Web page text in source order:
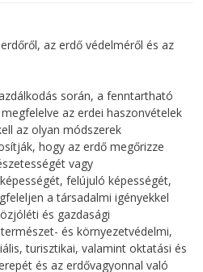
az erdő védelméről és az
során, a fenntartható
az erdei haszonvételek
az olyan módszerek
hogy az erdő megőrizze
vagy
felújuló képességét,
a társadalmi igényekkel
és gazdasági
és környezetvédelmi,
turisztikai, valamint oktatási és
és az erdővagyonnal való